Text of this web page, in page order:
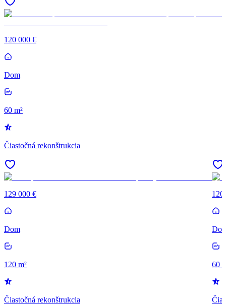
120 000 €
Dom
60 m²
Čiastočná rekonštrukcia
129 000 €
Dom
120 m²
Čiastočná rekonštrukcia
120
60